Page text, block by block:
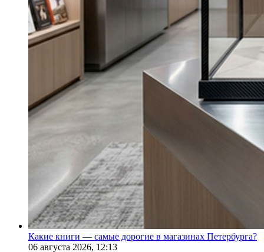
Какие книги — самые дорогие в магазинах Петербурга?
06 августа 2026, 12:13